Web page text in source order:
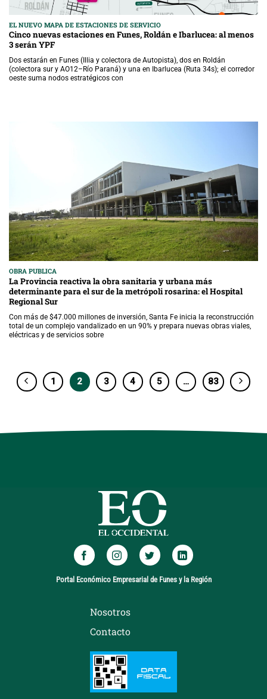
EL NUEVO MAPA DE ESTACIONES DE SERVICIO
Cinco nuevas estaciones en Funes, Roldán e Ibarlucea: al menos
3 serán YPF
Dos estarán en Funes (Illia y colectora de Autopista), dos en Roldán
(colectora sur y AO12–Río Paraná) y una en Ibarlucea (Ruta 34s); el corredor
oeste suma nodos estratégicos con
OBRA PUBLICA
La Provincia reactiva la obra sanitaria y urbana más
determinante para el sur de la metrópoli rosarina: el Hospital
Regional Sur
Con más de $47.000 millones de inversión, Santa Fe inicia la reconstrucción
total de un complejo vandalizado en un 90% y prepara nuevas obras viales,
eléctricas y de servicios sobre
1 2 3 4 5 … 83
Portal Económico Empresarial de Funes y la Región
Nosotros
Contacto